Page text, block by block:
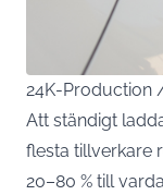
24K-Production
Att ständigt
flesta tillverkare
20–80 % till